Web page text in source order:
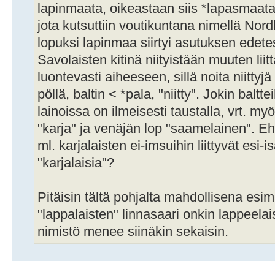
lapinmaata, oikeastaan siis
jota kutsuttiin voutikuntana nimellä
lopuksi lapinmaa siirtyi asutuksen
Savolaisten kitinä niityistään muuten
luontevasti aiheeseen, sillä noita
pöllä, baltin < *pala, "niitty". Jokin
lainoissa on ilmeisesti taustalla, vrt.
"karja" ja venäjän lop "saamelainen".
ml. karjalaisten ei-imsuihin liittyvät esi-
"karjalaisia"?
Pitäisin tältä pohjalta mahdollisena
"lappalaisten" linnasaari onkin
nimistö menee siinäkin sekaisin.